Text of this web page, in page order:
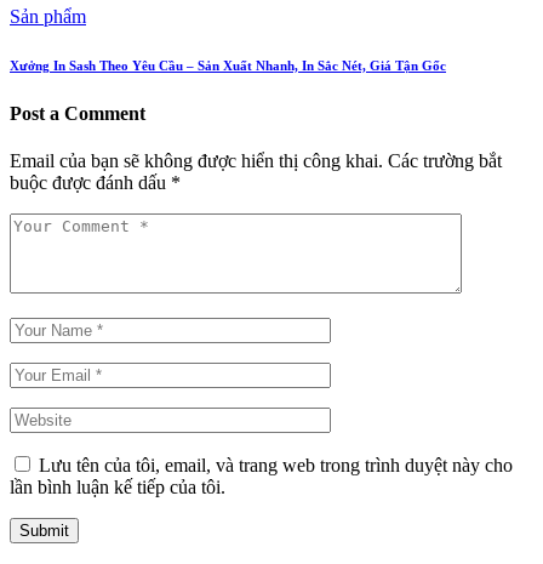
Sản phẩm
Xưởng In Sash Theo Yêu Cầu – Sản Xuất Nhanh, In Sắc Nét, Giá Tận Gốc
Post a Comment
Email của bạn sẽ không được hiển thị công khai. Các trường bắt
buộc được đánh dấu *
Lưu tên của tôi, email, và trang web trong trình duyệt này cho
lần bình luận kế tiếp của tôi.
Submit